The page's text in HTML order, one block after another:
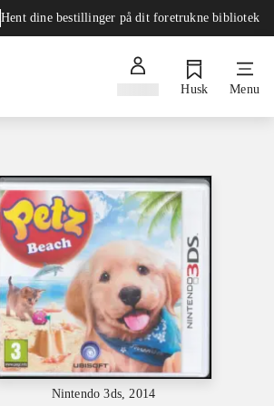
Hent dine bestillinger på dit foretrukne bibliotek
Husk Menu
Nintendo 3ds, 2014